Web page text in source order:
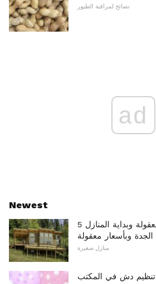
نصائح لمراقبة الطيور
ad
Newest
5 بيوت الجاهزة وبأسعار معقولة وبداية المنازل
الجدة وبأسعار معقولة
منازل صغيرة
تنظيم دش في المكتب